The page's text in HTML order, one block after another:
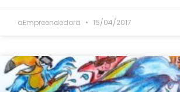
aEmpreendedora 15/04/2017